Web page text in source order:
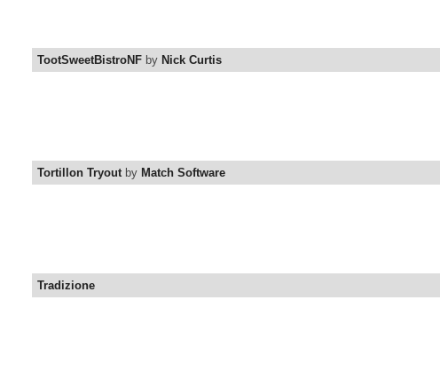
TootSweetBistroNF by Nick Curtis
Tortillon Tryoutby Match Software
Tradizione